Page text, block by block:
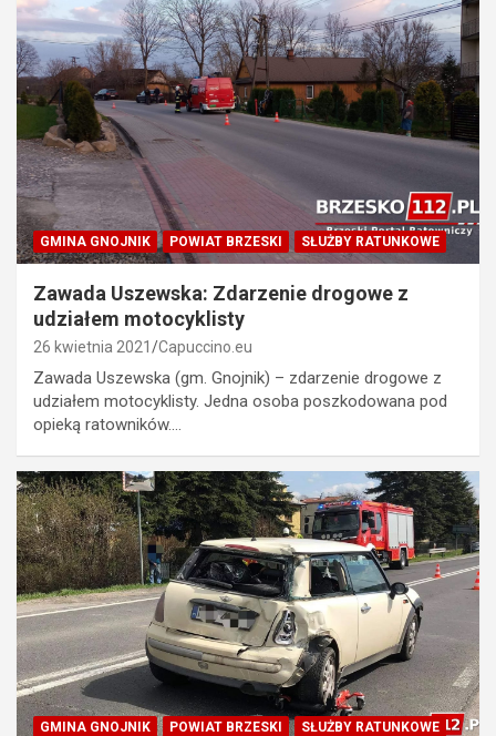
GMINA GNOJNIK POWIAT BRZESKI SŁUŻBY RATUNKOWE
Zawada Uszewska: Zdarzenie drogowe z
udziałem motocyklisty
26 kwietnia 2021 Capuccino.eu
Zawada Uszewska (gm. Gnojnik) – zdarzenie drogowe z
udziałem motocyklisty. Jedna osoba poszkodowana pod
opieką ratowników.…
GMINA GNOJNIK POWIAT BRZESKI SŁUŻBY RATUNKOWE